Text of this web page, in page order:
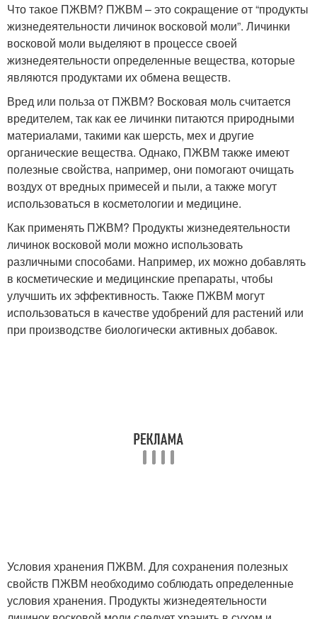
Что такое ПЖВМ? ПЖВМ – это сокращение от “продукты
жизнедеятельности личинок восковой моли”. Личинки
восковой моли выделяют в процессе своей
жизнедеятельности определенные вещества, которые
являются продуктами их обмена веществ.
Вред или польза от ПЖВМ? Восковая моль считается
вредителем, так как ее личинки питаются природными
материалами, такими как шерсть, мех и другие
органические вещества. Однако, ПЖВМ также имеют
полезные свойства, например, они помогают очищать
воздух от вредных примесей и пыли, а также могут
использоваться в косметологии и медицине.
Как применять ПЖВМ? Продукты жизнедеятельности
личинок восковой моли можно использовать
различными способами. Например, их можно добавлять
в косметические и медицинские препараты, чтобы
улучшить их эффективность. Также ПЖВМ могут
использоваться в качестве удобрений для растений или
при производстве биологически активных добавок.
Условия хранения ПЖВМ. Для сохранения полезных
свойств ПЖВМ необходимо соблюдать определенные
условия хранения. Продукты жизнедеятельности